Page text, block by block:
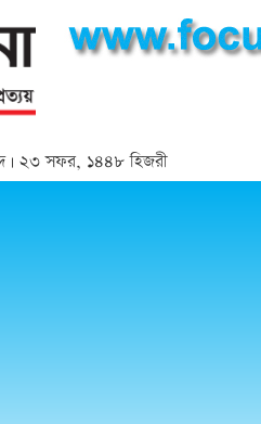
| ২৩ সফর, ১৪৪৮ হিজরী